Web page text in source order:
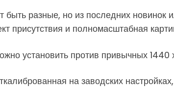
быть разные, но из последних новинок
присутствия и полномасштабная
установить против привычных
на заводских